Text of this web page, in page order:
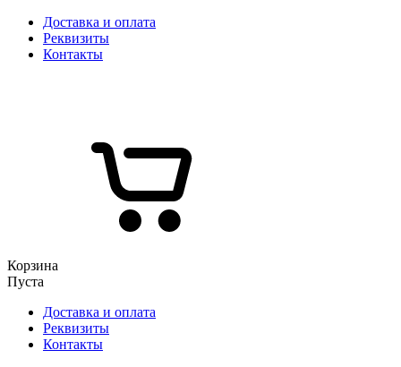
Доставка и оплата
Реквизиты
Контакты
Корзина
Пуста
Доставка и оплата
Реквизиты
Контакты